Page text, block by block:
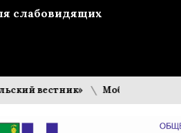
слабовидящих
Карта сайта
вестник» Мобильный